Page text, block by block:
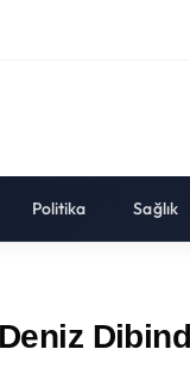
Politika Sağlık